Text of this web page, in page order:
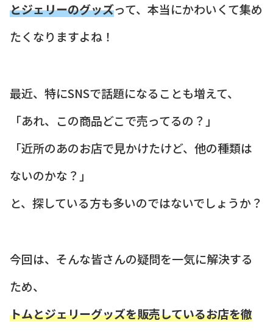
とジェリーのグッズって、本当にかわいくて集め
たくなりますよね！
最近、特にSNSで話題になることも増えて、
「あれ、この商品どこで売ってるの？」
「近所のあのお店で見かけたけど、他の種類は
ないのかな？」
と、探している方も多いのではないでしょうか？
今回は、そんな皆さんの疑問を一気に解決する
ため、
トムとジェリーグッズを販売しているお店を徹